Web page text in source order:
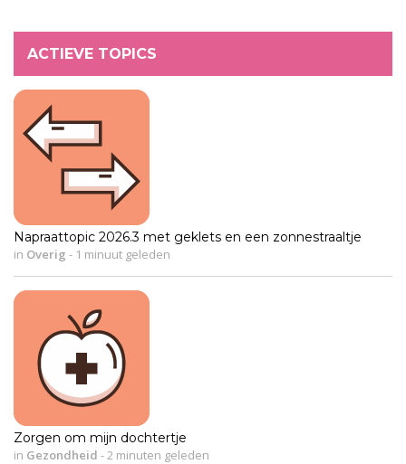
ACTIEVE TOPICS
Napraattopic 2026.3 met geklets en een zonnestraaltje
in Overig - 1 minuut geleden
Zorgen om mijn dochtertje
in Gezondheid - 2 minuten geleden